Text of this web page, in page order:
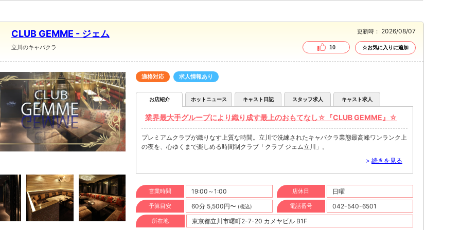
CLUB GEMME - ジェム
立川のキャバクラ
更新時： 2026/08/07
10 ☆お気に入りに追加
適格対応 求人情報あり
お店紹介 ホットニュース キャスト日記 スタッフ求人 キャスト求人
業界最大手グループにより織り成す最上のおもてなし☆『CLUB GEMME』☆
プレミアムクラブが織りなす上質な時間。立川で洗練されたキャバクラ業態最高峰ワンランク上
の夜を、心ゆくまで楽しめる時間制クラブ「クラブ ジェム立川」。
> 続きを見る
営業時間 19:00～1:00 店休日 日曜
予算目安 60分 5,500円〜 (税込) 電話番号 042-540-6501
所在地 東京都立川市曙町2-7-20 カメヤビル B1F